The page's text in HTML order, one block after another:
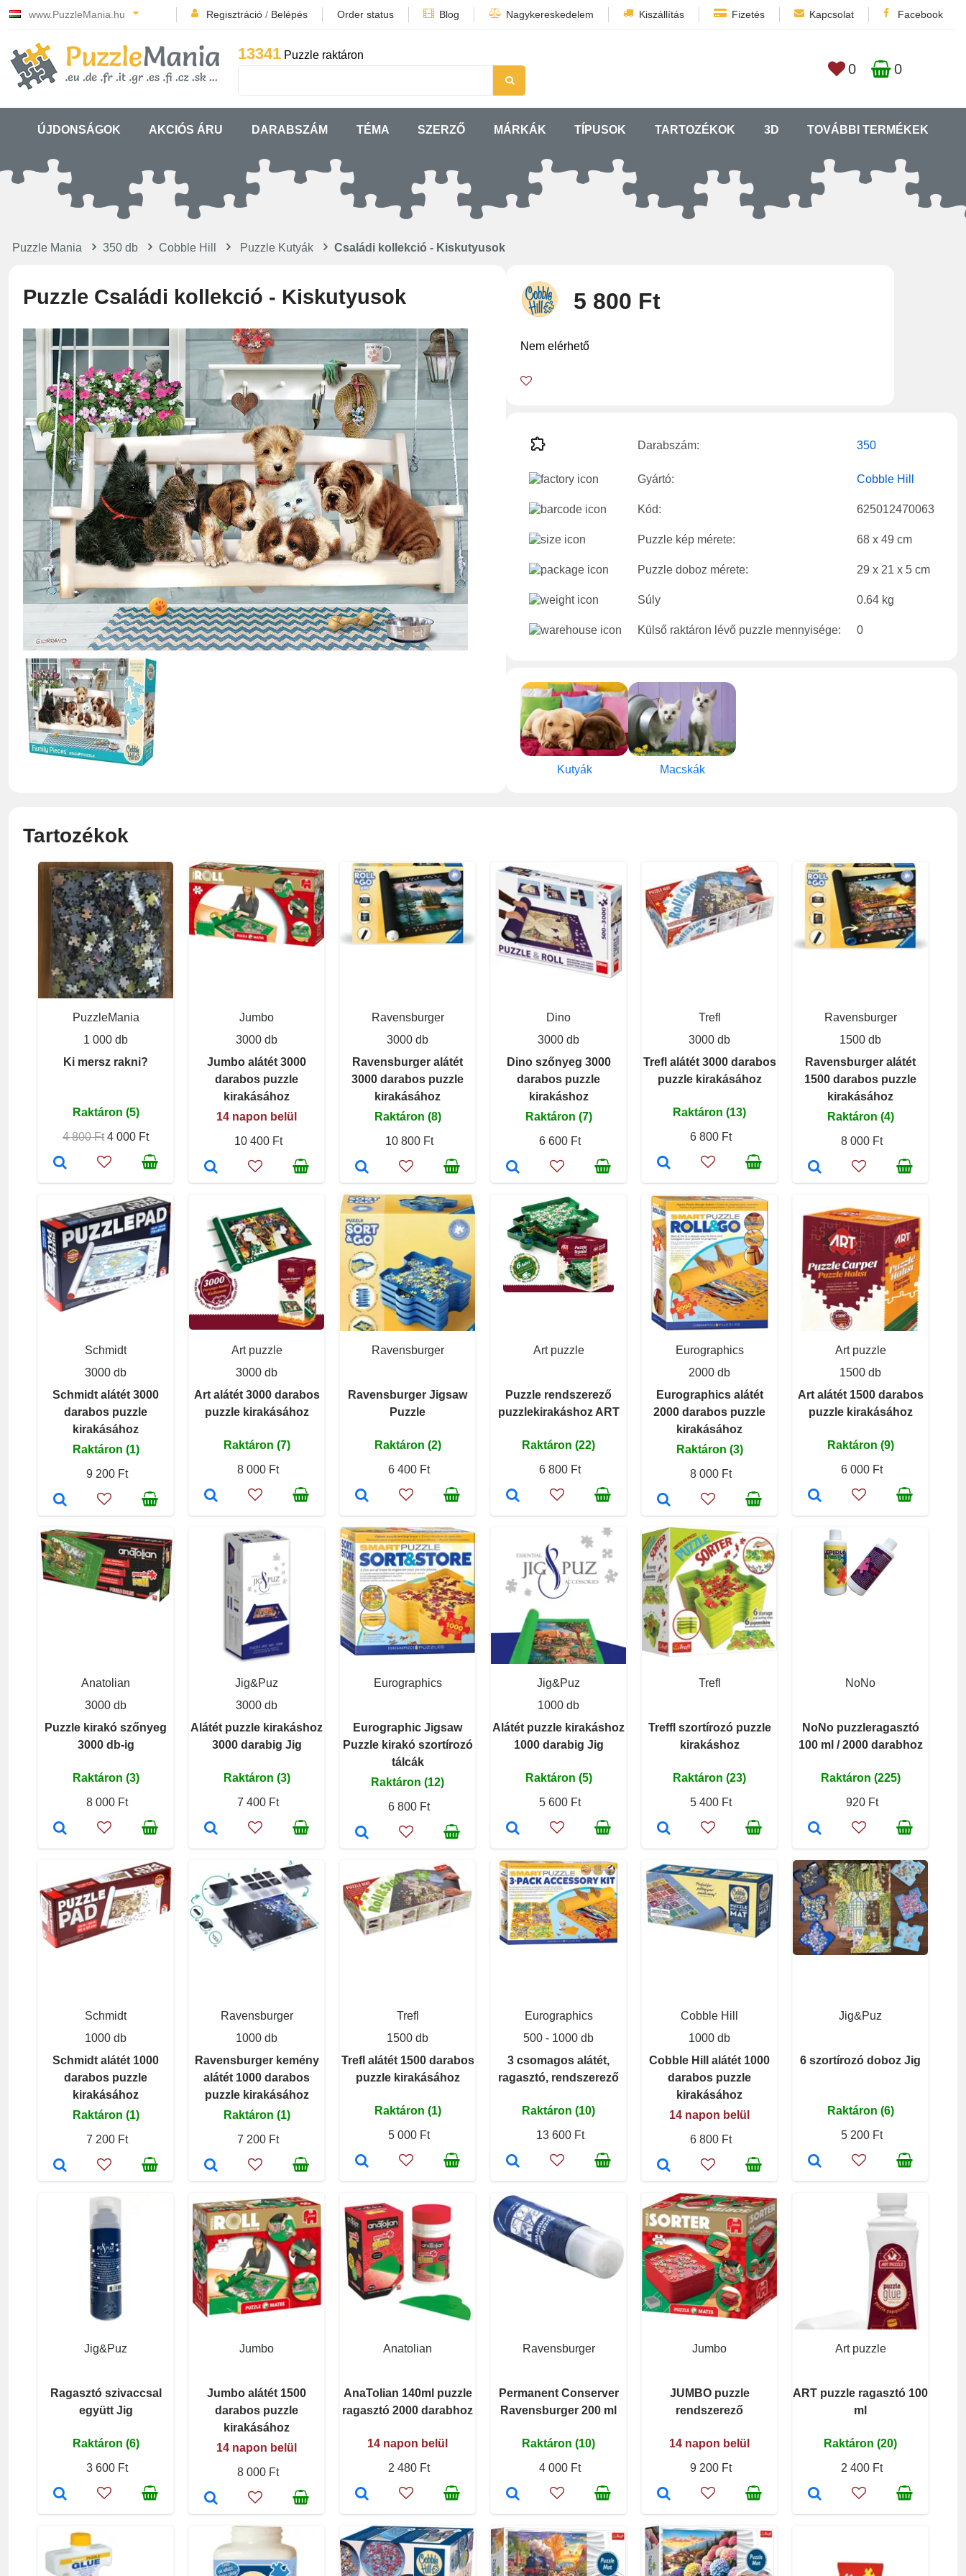
www.PuzzleMania.hu Regisztráció / Belépés Order status Blog Nagykereskedelem Kiszállítás Fizetés Kapcsolat Facebook
13341 Puzzle raktáron
0 0
ÚJDONSÁGOK AKCIÓS ÁRU DARABSZÁM TÉMA SZERZŐ MÁRKÁK TÍPUSOK TARTOZÉKOK 3D TOVÁBBI TERMÉKEK
Puzzle Mania 350 db Cobble Hill Puzzle Kutyák Családi kollekció - Kiskutyusok
Puzzle Családi kollekció - Kiskutyusok 5 800 Ft
Nem elérhető
Darabszám: 350
Gyártó: Cobble Hill
Kód: 625012470063
Puzzle kép mérete: 68 x 49 cm
Puzzle doboz mérete: 29 x 21 x 5 cm
Súly 0.64 kg
Külső raktáron lévő puzzle mennyisége: 0
Kutyák Macskák
Tartozékok
PuzzleMania
1 000 db
Ki mersz rakni?
Raktáron (5)
4 800 Ft 4 000 Ft
Jumbo
3000 db
Jumbo alátét 3000
darabos puzzle
kirakásához
14 napon belül
10 400 Ft
Ravensburger
3000 db
Ravensburger alátét
3000 darabos puzzle
kirakásához
Raktáron (8)
10 800 Ft
Dino
3000 db
Dino szőnyeg 3000
darabos puzzle
kirakáshoz
Raktáron (7)
6 600 Ft
Trefl
3000 db
Trefl alátét 3000 darabos
puzzle kirakásához
Raktáron (13)
6 800 Ft
Ravensburger
1500 db
Ravensburger alátét
1500 darabos puzzle
kirakásához
Raktáron (4)
8 000 Ft
Schmidt
3000 db
Schmidt alátét 3000
darabos puzzle
kirakásához
Raktáron (1)
9 200 Ft
Art puzzle
3000 db
Art alátét 3000 darabos
puzzle kirakásához
Raktáron (7)
8 000 Ft
Ravensburger
Ravensburger Jigsaw
Puzzle
Raktáron (2)
6 400 Ft
Art puzzle
Puzzle rendszerező
puzzlekirakáshoz ART
Raktáron (22)
6 800 Ft
Eurographics
2000 db
Eurographics alátét
2000 darabos puzzle
kirakásához
Raktáron (3)
8 000 Ft
Art puzzle
1500 db
Art alátét 1500 darabos
puzzle kirakásához
Raktáron (9)
6 000 Ft
Anatolian
3000 db
Puzzle kirakó szőnyeg
3000 db-ig
Raktáron (3)
8 000 Ft
Jig&Puz
3000 db
Alátét puzzle kirakáshoz
3000 darabig Jig
Raktáron (3)
7 400 Ft
Eurographics
Eurographic Jigsaw
Puzzle kirakó szortírozó
tálcák
Raktáron (12)
6 800 Ft
Jig&Puz
1000 db
Alátét puzzle kirakáshoz
1000 darabig Jig
Raktáron (5)
5 600 Ft
Trefl
Treffl szortírozó puzzle
kirakáshoz
Raktáron (23)
5 400 Ft
NoNo
NoNo puzzleragasztó
100 ml / 2000 darabhoz
Raktáron (225)
920 Ft
Schmidt
1000 db
Schmidt alátét 1000
darabos puzzle
kirakásához
Raktáron (1)
7 200 Ft
Ravensburger
1000 db
Ravensburger kemény
alátét 1000 darabos
puzzle kirakásához
Raktáron (1)
7 200 Ft
Trefl
1500 db
Trefl alátét 1500 darabos
puzzle kirakásához
Raktáron (1)
5 000 Ft
Eurographics
500 - 1000 db
3 csomagos alátét,
ragasztó, rendszerező
Raktáron (10)
13 600 Ft
Cobble Hill
1000 db
Cobble Hill alátét 1000
darabos puzzle
kirakásához
14 napon belül
6 800 Ft
Jig&Puz
6 szortírozó doboz Jig
Raktáron (6)
5 200 Ft
Jig&Puz
Ragasztó szivaccsal
együtt Jig
Raktáron (6)
3 600 Ft
Jumbo
Jumbo alátét 1500
darabos puzzle
kirakásához
14 napon belül
8 000 Ft
Anatolian
AnaTolian 140ml puzzle
ragasztó 2000 darabhoz
14 napon belül
2 480 Ft
Ravensburger
Permanent Conserver
Ravensburger 200 ml
Raktáron (10)
4 000 Ft
Jumbo
JUMBO puzzle
rendszerező
14 napon belül
9 200 Ft
Art puzzle
ART puzzle ragasztó 100
ml
Raktáron (20)
2 400 Ft